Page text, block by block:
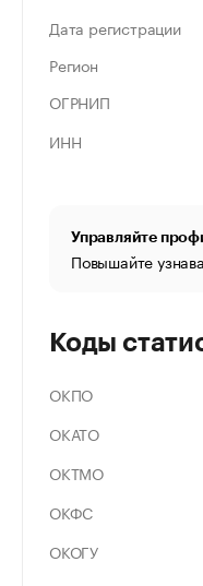
Дата регистрации
Регион
ОГРНИП
ИНН
Управляйте
Повышайте
Коды
ОКПО
ОКАТО
ОКТМО
ОКФС
ОКОГУ